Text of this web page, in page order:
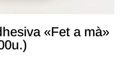
«Fet a mà»